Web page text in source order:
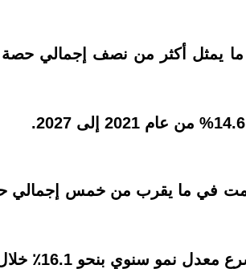
قطاع مستحضرات التجميل أعلى حصة في السوق خلال 2020، ما
حصة من حيث الإيرادات في عام 2020، حيث ساهمت في ما
16.1٪ خلال فترة التوقعات.